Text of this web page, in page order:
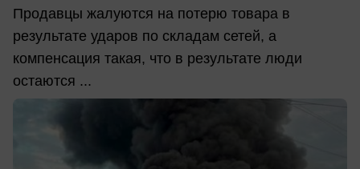
Продавцы жалуются на потерю товара в
результате ударов по складам сетей, а
компенсация такая, что в результате люди
остаются ...